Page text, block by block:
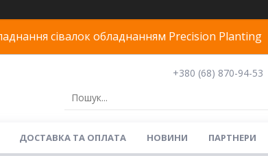
сівалок обладнанням Precision Planting
+380 (68) 870-94-53
ДОСТАВКА ТА ОПЛАТА НОВИНИ ПАРТНЕРИ